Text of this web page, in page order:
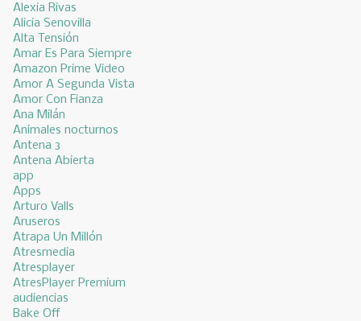
Alexia Rivas
Alicia Senovilla
Alta Tensión
Amar Es Para Siempre
Amazon Prime Video
Amor A Segunda Vista
Amor Con Fianza
Ana Milán
Animales nocturnos
Antena 3
Antena Abierta
app
Apps
Arturo Valls
Aruseros
Atrapa Un Millón
Atresmedia
Atresplayer
AtresPlayer Premium
audiencias
Bake Off